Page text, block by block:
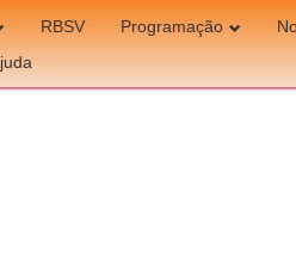
RBSV Programação